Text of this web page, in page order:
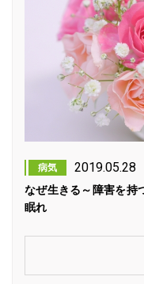
病気 2019.05.28
なぜ生きる～障害を持
眠れ